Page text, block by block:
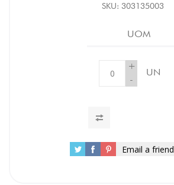
SKU: 303135003
UOM
+
-
UN
Email a friend